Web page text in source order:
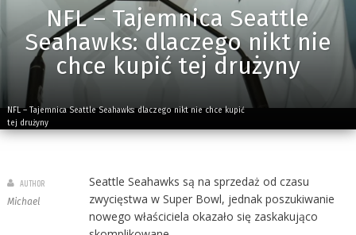
NFL – Tajemnica Seattle
Seahawks: dlaczego nikt nie
chce kupić tej drużyny
NFL – Tajemnica Seattle Seahawks: dlaczego nikt nie chce kupić
tej drużyny
Seattle Seahawks są na sprzedaż od czasu
zwycięstwa w Super Bowl, jednak poszukiwanie
nowego właściciela okazało się zaskakująco
AUTHOR
Michael